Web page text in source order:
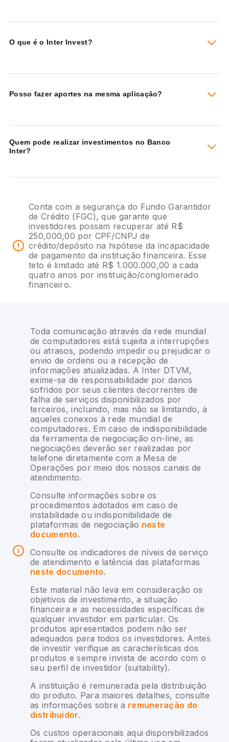
O que é o Inter Invest?
Posso fazer aportes na mesma aplicação?
Quem pode realizar investimentos no Banco
Inter?
Conta com a segurança do Fundo Garantidor
de Crédito (FGC), que garante que
investidores possam recuperar até R$
250,000,00 por CPF/CNPJ de
crédito/depósito na hipótese da incapacidade
de pagamento da instituição financeira. Esse
teto é limitado até R$ 1.000.000,00 a cada
quatro anos por instituição/conglomerado
financeiro.
Toda comunicação através da rede mundial
de computadores está sujeita a interrupções
ou atrasos, podendo impedir ou prejudicar o
envio de ordens ou a recepção de
informações atualizadas. A Inter DTVM,
exime-se de responsabilidade por danos
sofridos por seus clientes decorrentes de
falha de serviços disponibilizados por
terceiros, incluindo, mas não se limitando, à
aqueles conexos à rede mundial de
computadores. Em caso de indisponibilidade
da ferramenta de negociação on-line, as
negociações deverão ser realizadas por
telefone diretamente com a Mesa de
Operações por meio dos nossos canais de
atendimento.
Consulte informações sobre os
procedimentos adotados em caso de
instabilidade ou indisponibilidade de
plataformas de negociação neste
documento.
Consulte os indicadores de níveis de serviço
de atendimento e latência das plataformas
neste documento.
Este material não leva em consideração os
objetivos de investimento, a situação
financeira e as necessidades específicas de
qualquer investidor em particular. Os
produtos apresentados podem não ser
adequados para todos os investidores. Antes
de investir verifique as características dos
produtos e sempre invista de acordo com o
seu perfil de investidor (suitability).
A instituição é remunerada pela distribuição
do produto. Para maiores detalhes, consulte
as informações sobre a remuneração do
distribuidor.
Os custos operacionais aqui disponibilizados